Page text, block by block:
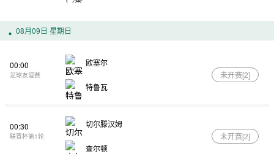
08月09日 星期日
00:00
足球友谊赛
欧塞尔
特鲁瓦
未开赛[2]
00:30
联赛杯第1轮
切尔滕汉姆
查尔顿
未开赛[2]